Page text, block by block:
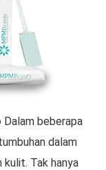
Dalam beberapa
dalam
Tak hanya